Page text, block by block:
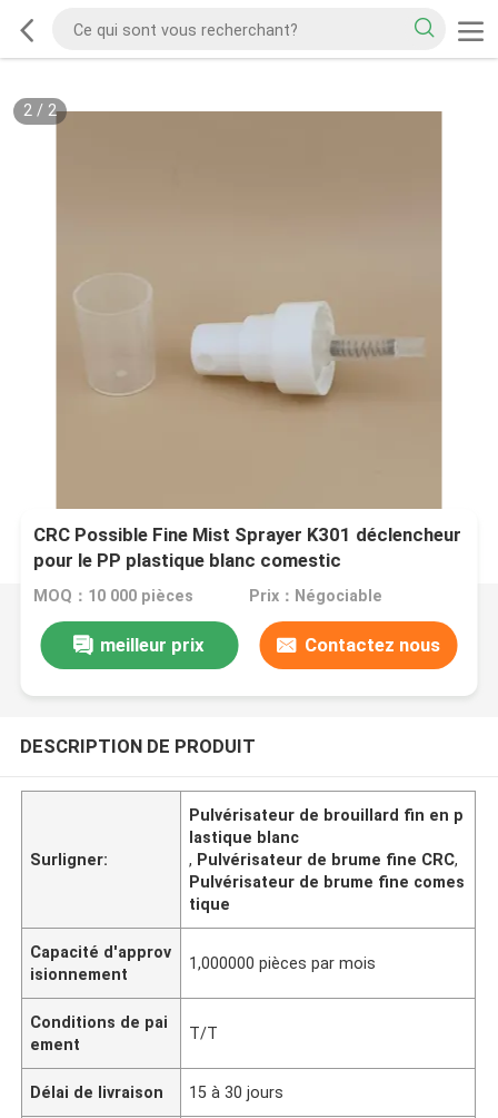
2/ 2
CRC Possible Fine Mist Sprayer K301 déclencheur
pour le PP plastique blanc comestic
MOQ：10 000 pièces Prix：Négociable
meilleur prix Contactez nous
DESCRIPTION DE PRODUIT
Surligner:
Pulvérisateur de brouillard fin en p
lastique blanc
, Pulvérisateur de brume fine CRC,
Pulvérisateur de brume fine comes
tique
Capacité d'approv
isionnement
1,000000 pièces par mois
Conditions de pai
ement
T/T
Délai de livraison 15 à 30 jours